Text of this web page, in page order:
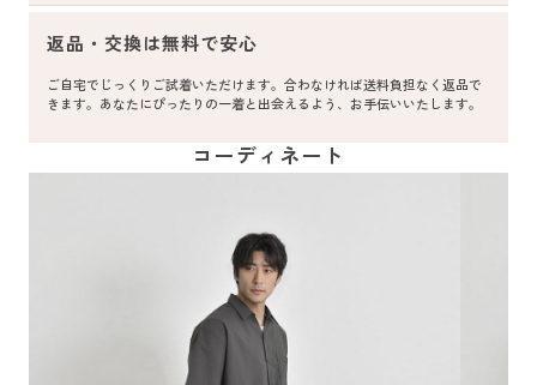
返品・交換は無料で安心
ご自宅でじっくりご試着いただけます。合わなければ送料負担なく返品で
きます。あなたにぴったりの一着と出会えるよう、お手伝いいたします。
コーディネート